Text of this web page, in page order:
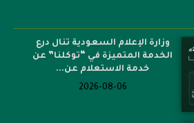
وزارة الإعلام السعودية تنال درع
الخدمة المتميزة في “توكلنا” عن
خدمة الاستعلام عن...
2026-08-06